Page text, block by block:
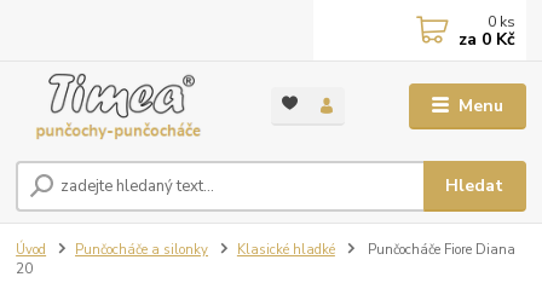
Menu
Hledat
0 ks
za 0 Kč
Úvod Punčocháče a silonky Klasické hladké
Punčocháče Fiore Diana
20